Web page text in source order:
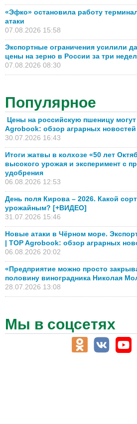
«Эфко» остановила работу
атаки
07.08.2026 15:58
Экспортные ограничения усилили
цены на зерно в России за три
07.08.2026 08:30
Популярное
Цены на российскую пшеницу могут
Agrobook: обзор аграрных
30.07.2026 16:43
Итоги жатвы в колхозе «50 лет
высокого урожая и эксперимент с
удобрения
06.08.2026 12:53
День поля Кирова – 2026. Какой
урожайным? [+ВИДЕО]
31.07.2026 15:46
Новые атаки в Чёрном море.
| TOP Agrobook: обзор аграрных
06.08.2026 20:02
«Предприятие можно просто
половину виноградника Николая
28.07.2026 13:08
Мы в соцсетях